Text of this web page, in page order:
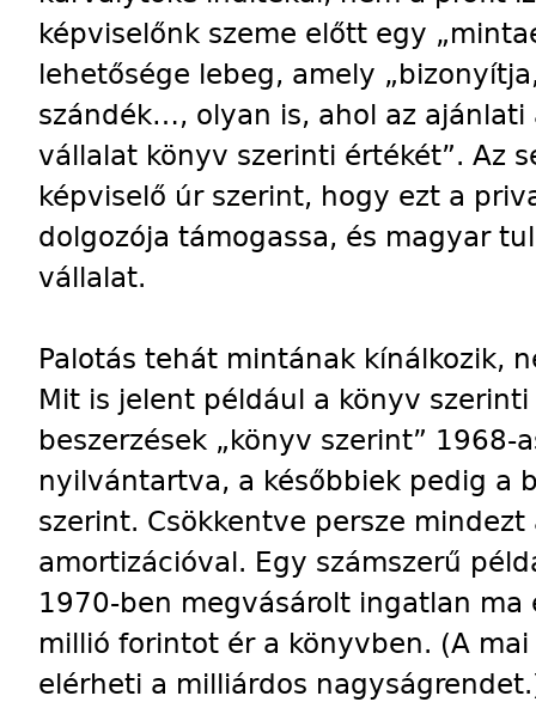
képviselőnk szeme előtt egy
lehetősége lebeg, amely
szándék…, olyan is, ahol az
vállalat könyv szerinti értékét”. Az
képviselő úr szerint, hogy ezt a
dolgozója támogassa, és magyar
vállalat.
Palotás tehát mintának kínálkozik,
Mit is jelent például a könyv
beszerzések „könyv szerint” 1968-
nyilvántartva, a későbbiek pedig a
szerint. Csökkentve persze
amortizációval. Egy számszerű
1970-ben megvásárolt ingatlan
millió forintot ér a könyvben. (A
elérheti a milliárdos